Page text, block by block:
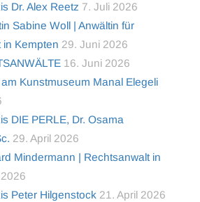
Dr. Alex Reetz 7. Juli 2026
Sabine Woll | Anwältin für
in Kempten 29. Juni 2026
16. Juni 2026
Kunstmuseum Manal Elegeli
DIE PERLE, Dr. Osama
29. April 2026
Mindermann | Rechtsanwalt in
Peter Hilgenstock 21. April 2026